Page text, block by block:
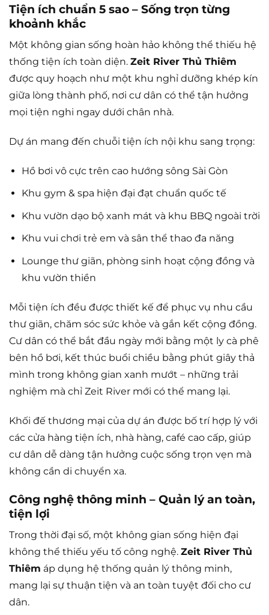
Tiện ích chuẩn 5 sao – Sống trọn từng
khoảnh khắc
Một không gian sống hoàn hảo không thể thiếu hệ
thống tiện ích toàn diện. Zeit River Thủ Thiêm
được quy hoạch như một khu nghỉ dưỡng khép kín
giữa lòng thành phố, nơi cư dân có thể tận hưởng
mọi tiện nghi ngay dưới chân nhà.
Dự án mang đến chuỗi tiện ích nội khu sang trọng:
Hồ bơi vô cực trên cao hướng sông Sài Gòn
Khu gym & spa hiện đại đạt chuẩn quốc tế
Khu vườn dạo bộ xanh mát và khu BBQ ngoài trời
Khu vui chơi trẻ em và sân thể thao đa năng
Lounge thư giãn, phòng sinh hoạt cộng đồng và
khu vườn thiền
Mỗi tiện ích đều được thiết kế để phục vụ nhu cầu
thư giãn, chăm sóc sức khỏe và gắn kết cộng đồng.
Cư dân có thể bắt đầu ngày mới bằng một ly cà phê
bên hồ bơi, kết thúc buổi chiều bằng phút giây thả
mình trong không gian xanh mướt – những trải
nghiệm mà chỉ Zeit River mới có thể mang lại.
Khối đế thương mại của dự án được bố trí hợp lý với
các cửa hàng tiện ích, nhà hàng, café cao cấp, giúp
cư dân dễ dàng tận hưởng cuộc sống trọn vẹn mà
không cần di chuyển xa.
Công nghệ thông minh – Quản lý an toàn,
tiện lợi
Trong thời đại số, một không gian sống hiện đại
không thể thiếu yếu tố công nghệ. Zeit River Thủ
Thiêm áp dụng hệ thống quản lý thông minh,
mang lại sự thuận tiện và an toàn tuyệt đối cho cư
dân.